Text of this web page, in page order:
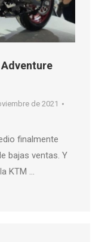
Adventure
de 2021
finalmente
bajas ventas. Y
KTM …